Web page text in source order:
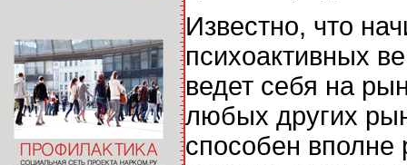
Известно, что
психоактивных
ведет себя на
любых других
способен вполне